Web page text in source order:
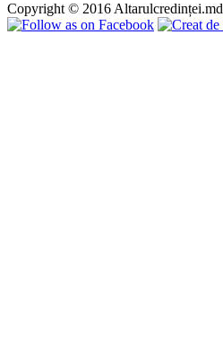
Copyright © 2016 Altarulcredinței.md